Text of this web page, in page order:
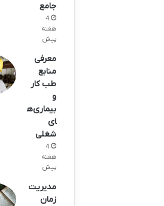
جامع
4
هفته
پیش
معرفی
منابع
طب کار
و
بیماری‌ه
ای
شغلی
4
هفته
پیش
مدیریت
زمان